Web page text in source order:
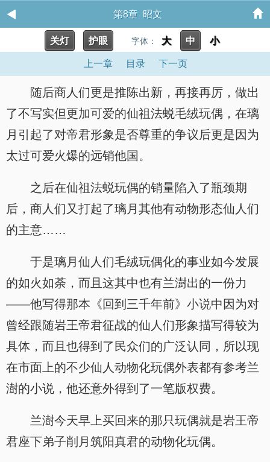
第8章 昭文
关灯 护眼 字体： 大 中 小
上一章 目录 下一页
随后商人们更是推陈出新，再接再厉，做出
了不写实但更加可爱的仙祖法蜕毛绒玩偶，在璃
月引起了对帝君形象是否尊重的争议后更是因为
太过可爱火爆的远销他国。
之后在仙祖法蜕玩偶的销量陷入了瓶颈期
后，商人们又打起了璃月其他有动物形态仙人们
的主意……
于是璃月仙人们毛绒玩偶化的事业如今发展
的如火如荼，而且这其中也有兰澍出的一份力
——他写得那本《回到三千年前》小说中因为对
曾经跟随岩王帝君征战的仙人们形象描写得较为
具体，而且也得到了民众们的广泛认同，所以现
在市面上的不少仙人动物化玩偶外表都有参考兰
澍的小说，他还意外得到了一笔版权费。
兰澍今天早上买回来的那只玩偶就是岩王帝
君座下弟子削月筑阳真君的动物化玩偶。